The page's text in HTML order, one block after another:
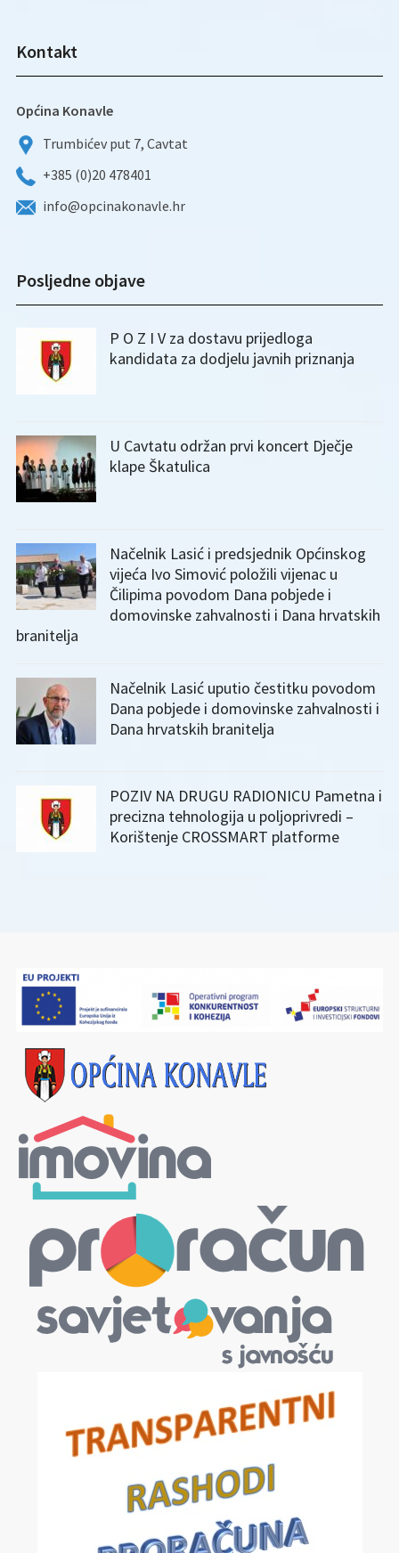
Kontakt
Općina Konavle
Trumbićev put 7, Cavtat
+385 (0)20 478401
info@opcinakonavle.hr
Posljedne objave
P O Z I V za dostavu prijedloga
kandidata za dodjelu javnih priznanja
U Cavtatu održan prvi koncert Dječje
klape Škatulica
Načelnik Lasić i predsjednik Općinskog
vijeća Ivo Simović položili vijenac u
Čilipima povodom Dana pobjede i
domovinske zahvalnosti i Dana hrvatskih
branitelja
Načelnik Lasić uputio čestitku povodom
Dana pobjede i domovinske zahvalnosti i
Dana hrvatskih branitelja
POZIV NA DRUGU RADIONICU Pametna i
precizna tehnologija u poljoprivredi –
Korištenje CROSSMART platforme